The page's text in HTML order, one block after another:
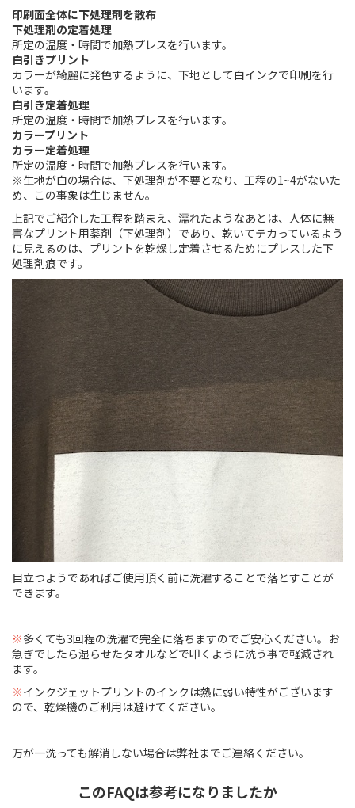
印刷面全体に下処理剤を散布
下処理剤の定着処理
所定の温度・時間で加熱プレスを行います。
白引きプリント
カラーが綺麗に発色するように、下地として白インクで印刷を行
います。
白引き定着処理
所定の温度・時間で加熱プレスを行います。
カラープリント
カラー定着処理
所定の温度・時間で加熱プレスを行います。
※生地が白の場合は、下処理剤が不要となり、工程の1~4がないた
め、この事象は生じません。
上記でご紹介した工程を踏まえ、濡れたようなあとは、人体に無
害なプリント用薬剤（下処理剤）であり、乾いてテカっているよう
に見えるのは、プリントを乾燥し定着させるためにプレスした下
処理剤痕です。
目立つようであればご使用頂く前に洗濯することで落とすことが
できます。
※多くても3回程の洗濯で完全に落ちますのでご安心ください。お
急ぎでしたら湿らせたタオルなどで叩くように洗う事で軽減され
ます。
※インクジェットプリントのインクは熱に弱い特性がございます
ので、乾燥機のご利用は避けてください。
万が一洗っても解消しない場合は弊社までご連絡ください。
このFAQは参考になりましたか